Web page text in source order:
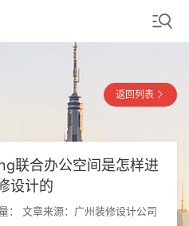
返回列表
联合办公空间是怎样进
设计的
： 文章来源：广州装修设计公司